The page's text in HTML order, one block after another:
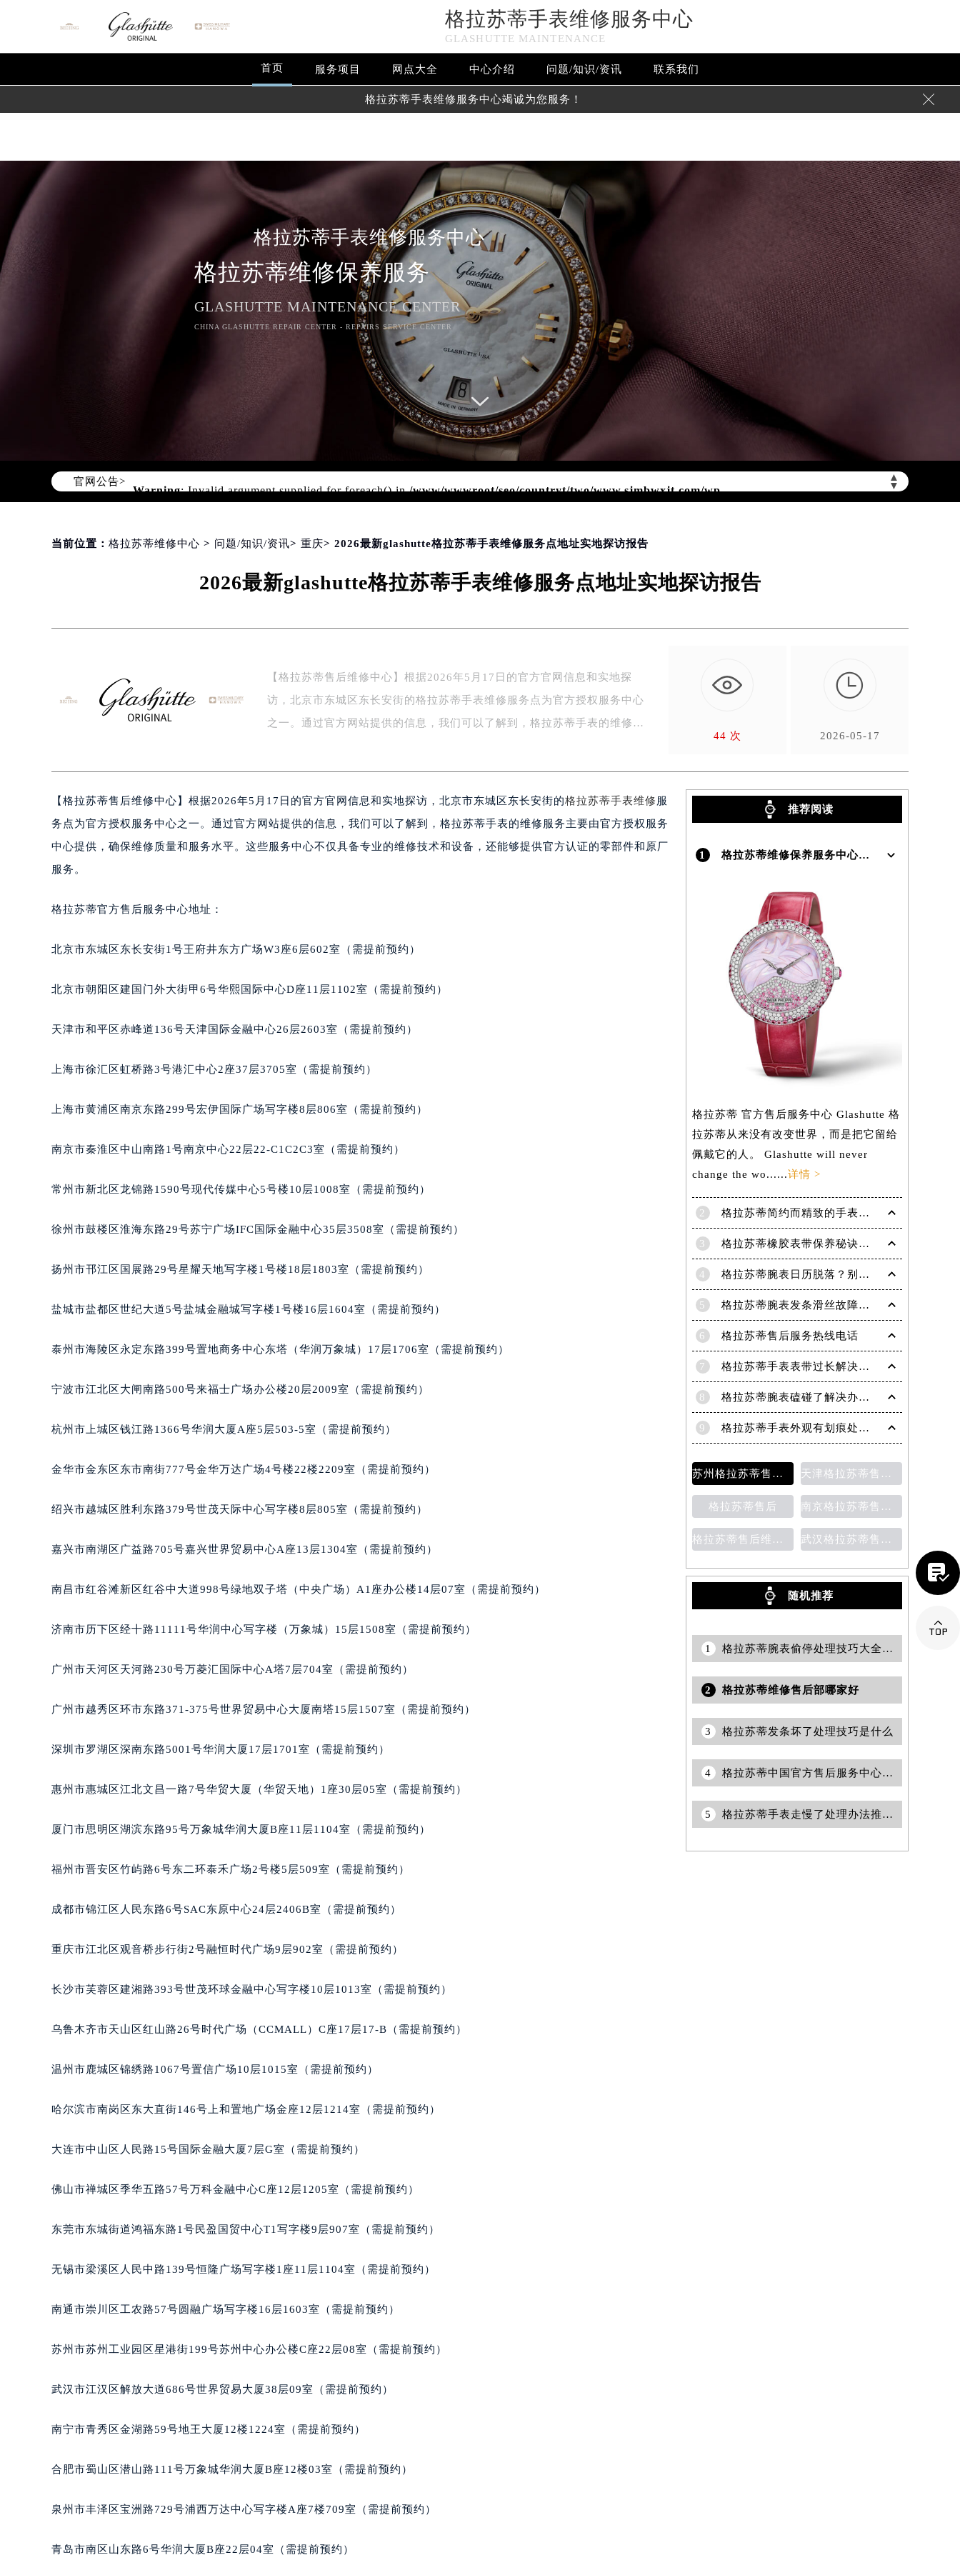
: extract() expects parameter 1 to be array, null given in /www/wwwroot/seo/countryt/two/www.sjmbwxjt.com/wp-content/themes/glashutte/header.php
: array_map(): Argument #2 should be an array in /www/wwwroot/seo/countryt/two/www.sjmbwxjt.com/wp-content/themes/glashutte/header.php
格拉苏蒂手表维修服务中心
GLASHUTTE MAINTENANCE
首页 服务项目 网点大全 中心介绍 问题/知识/资讯 联系我们
格拉苏蒂手表维修服务中心竭诚为您服务！ 
格拉苏蒂手表维修服务中心
格拉苏蒂维修保养服务
GLASHUTTE MAINTENANCE CENTER
CHINA GLASHUTTE REPAIR CENTER - REPAIRS SERVICE CENTER
官网公告> ▲
▼
Warning: Invalid argument supplied for foreach() in/www/wwwroot/seo/countryt/two/www.sjmbwxjt.com/wp-
content/themes/glashutte/header.phpon line174
当前位置： 格拉苏蒂维修中心 > 问题/知识/资讯> 重庆> 2026最新glashutte格拉苏蒂手表维修服务点地址实地探访报告
2026最新glashutte格拉苏蒂手表维修服务点地址实地探访报告
【格拉苏蒂售后维修中心】根据2026年5月17日的官方官网信息和实地探
访，北京市东城区东长安街的格拉苏蒂手表维修服务点为官方授权服务中心
之一。通过官方网站提供的信息，我们可以了解到，格拉苏蒂手表的维修服
44 次

2026-05-17
【 格拉苏蒂售后维修中心】根据2026年5月17日的官方官网信息和实地探访，北京市东城区东长安街的格拉苏蒂手表维修 服
务点为官方授权服务中心之一。通过官方网站提供的信息，我们可以了解到，格拉苏蒂手表的维修服务主要由官方授权服务
中心提供，确保维修质量和服务水平。这些服务中心不仅具备专业的维修技术和设备，还能够提供官方认证的零部件和原厂
服务。
格拉苏蒂官方售后服务中心地址：
北京市东城区东长安街1号王府井东方广场W3座6层602室（需提前预约）
北京市朝阳区建国门外大街甲6号华熙国际中心D座11层1102室（需提前预约）
天津市和平区赤峰道136号天津国际金融中心26层2603室（需提前预约）
上海市徐汇区虹桥路3号港汇中心2座37层3705室（需提前预约）
上海市黄浦区南京东路299号宏伊国际广场写字楼8层806室（需提前预约）
南京市秦淮区中山南路1号南京中心22层22-C1C2C3室（需提前预约）
常州市新北区龙锦路1590号现代传媒中心5号楼10层1008室（需提前预约）
徐州市鼓楼区淮海东路29号苏宁广场IFC国际金融中心35层3508室（需提前预约）
扬州市邗江区国展路29号星耀天地写字楼1号楼18层1803室（需提前预约）
盐城市盐都区世纪大道5号盐城金融城写字楼1号楼16层1604室（需提前预约）
泰州市海陵区永定东路399号置地商务中心东塔（华润万象城）17层1706室（需提前预约）
宁波市江北区大闸南路500号来福士广场办公楼20层2009室（需提前预约）
杭州市上城区钱江路1366号华润大厦A座5层503-5室（需提前预约）
金华市金东区东市南街777号金华万达广场4号楼22楼2209室（需提前预约）
绍兴市越城区胜利东路379号世茂天际中心写字楼8层805室（需提前预约）
嘉兴市南湖区广益路705号嘉兴世界贸易中心A座13层1304室（需提前预约）
南昌市红谷滩新区红谷中大道998号绿地双子塔（中央广场）A1座办公楼14层07室（需提前预约）
济南市历下区经十路11111号华润中心写字楼（万象城）15层1508室（需提前预约）
广州市天河区天河路230号万菱汇国际中心A塔7层704室（需提前预约）
广州市越秀区环市东路371-375号世界贸易中心大厦南塔15层1507室（需提前预约）
深圳市罗湖区深南东路5001号华润大厦17层1701室（需提前预约）
惠州市惠城区江北文昌一路7号华贸大厦（华贸天地）1座30层05室（需提前预约）
厦门市思明区湖滨东路95号万象城华润大厦B座11层1104室（需提前预约）
福州市晋安区竹屿路6号东二环泰禾广场2号楼5层509室（需提前预约）
成都市锦江区人民东路6号SAC东原中心24层2406B室（需提前预约）
重庆市江北区观音桥步行街2号融恒时代广场9层902室（需提前预约）
长沙市芙蓉区建湘路393号世茂环球金融中心写字楼10层1013室（需提前预约）
乌鲁木齐市天山区红山路26号时代广场（CCMALL）C座17层17-B（需提前预约）
温州市鹿城区锦绣路1067号置信广场10层1015室（需提前预约）
哈尔滨市南岗区东大直街146号上和置地广场金座12层1214室（需提前预约）
大连市中山区人民路15号国际金融大厦7层G室（需提前预约）
佛山市禅城区季华五路57号万科金融中心C座12层1205室（需提前预约）
东莞市东城街道鸿福东路1号民盈国贸中心T1写字楼9层907室（需提前预约）
无锡市梁溪区人民中路139号恒隆广场写字楼1座11层1104室（需提前预约）
南通市崇川区工农路57号圆融广场写字楼16层1603室（需提前预约）
苏州市苏州工业园区星港街199号苏州中心办公楼C座22层08室（需提前预约）
武汉市江汉区解放大道686号世界贸易大厦38层09室（需提前预约）
南宁市青秀区金湖路59号地王大厦12楼1224室（需提前预约）
合肥市蜀山区潜山路111号万象城华润大厦B座12楼03室（需提前预约）
泉州市丰泽区宝洲路729号浦西万达中心写字楼A座7楼709室（需提前预约）
青岛市南区山东路6号华润大厦B座22层04室（需提前预约）
推荐阅读
1 格拉苏蒂维修保养服务中心介绍 | Glashutte
格拉苏蒂 官方售后服务中心 Glashutte 格
拉苏蒂从来没有改变世界，而是把它留给
佩戴它的人。 Glashutte will never
change the wo......详情 >
2 格拉苏蒂简约而精致的手表，Lady Serenade Karree腕表
3 格拉苏蒂橡胶表带保养秘诀：守护彩虹色彩，拒绝老化
4 格拉苏蒂腕表日历脱落？别急，这里有解决妙招
5 格拉苏蒂腕表发条滑丝故障？专业修复技巧大揭秘
6 格拉苏蒂售后服务热线电话
7 格拉苏蒂手表表带过长解决方法（轻松调整佩戴舒适度指南）
8 格拉苏蒂腕表磕碰了解决办法汇总（日常保养与修复技巧）
9 格拉苏蒂手表外观有划痕处理方法详解（轻松修复爱表的小技巧）
苏州格拉苏蒂售后维修保养价目表 天津格拉苏蒂售后维修保养费用价目表
格拉苏蒂售后 南京格拉苏蒂售后维修保养费用说明
格拉苏蒂售后维修保养价目表 武汉格拉苏蒂售后维修保养费用
随机推荐
1 格拉苏蒂腕表偷停处理技巧大全（维护爱表的实用指南）
2 格拉苏蒂维修售后部哪家好
3 格拉苏蒂发条坏了处理技巧是什么
4 格拉苏蒂中国官方售后服务中心｜全新热线和维修门店地址权威信息公告（2026年7月最新）
5 格拉苏蒂手表走慢了处理办法推荐（精准保养技巧与常见问题解决方案）

